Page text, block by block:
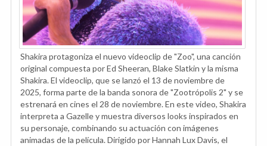
Shakira protagoniza el nuevo videoclip de "Zoo", una canción
original compuesta por Ed Sheeran, Blake Slatkin y la misma
Shakira. El videoclip, que se lanzó el 13 de noviembre de
2025, forma parte de la banda sonora de "Zootrópolis 2" y se
estrenará en cines el 28 de noviembre. En este video, Shakira
interpreta a Gazelle y muestra diversos looks inspirados en
su personaje, combinando su actuación con imágenes
animadas de la película. Dirigido por Hannah Lux Davis, el